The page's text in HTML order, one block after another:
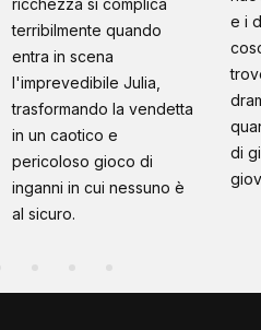
ricchezza si complica
terribilmente quando
entra in scena
l'imprevedibile Julia,
trasformando la vendetta
in un caotico e
pericoloso gioco di
inganni in cui nessuno è
al sicuro.
e i
di